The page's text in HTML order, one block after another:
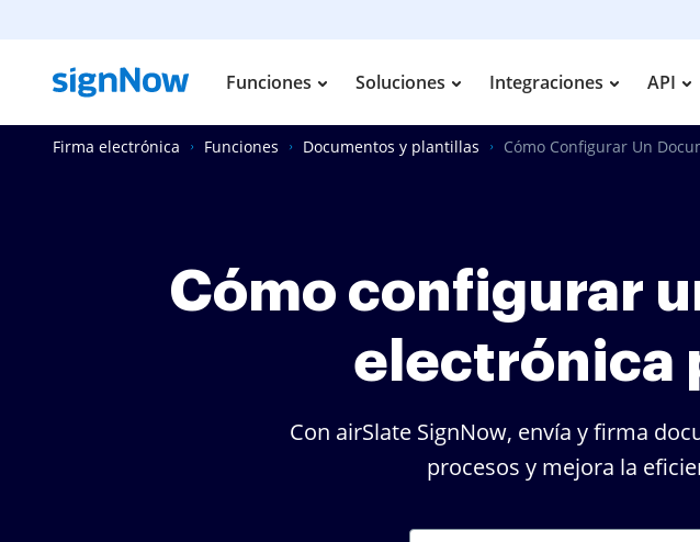
Funciones Soluciones Integraciones API
Firma electrónica Funciones Documentos y plantillas Cómo Configurar Un
Cómo configurar
electrónica
Con airSlate SignNow, envía y firma
procesos y mejora la